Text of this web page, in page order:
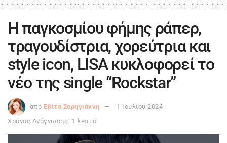
H παγκοσμίου φήμης ράπερ,
τραγουδίστρια, χορεύτρια και
style icon, LISA κυκλοφορεί το
νέο της single “Rockstar”
από Εβίτα Σαρηγιάννη
1 Ιουλίου 2024
Χρόνος Ανάγνωσης: 1 λεπτό